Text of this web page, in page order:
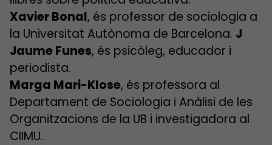
Xavier Bonal, és professor de sociologia a
la Universitat Autònoma de Barcelona. J
Jaume Funes, és psicòleg, educador i
periodista.
Marga Mari-Klose, és professora al
Departament de Sociologia i Anàlisi de les
Organitzacions de la UB i investigadora al
CIIMU.